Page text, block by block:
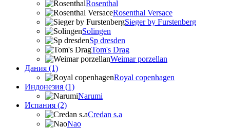
Rosenthal
Rosenthal Versace
Sieger by Furstenberg
Solingen
Sp dresden
Tom's Drag
Weimar porzellan
Дания (1)
Royal copenhagen
Индонезия (1)
Narumi
Испания (2)
Credan s.a
Nao